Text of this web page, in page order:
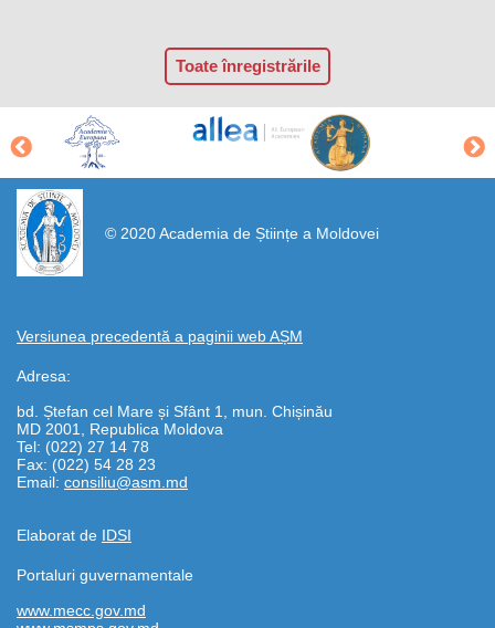
Toate înregistrările
© 2020 Academia de Științe a Moldovei
Versiunea precedentă a paginii web AȘM
Adresa:
bd. Ștefan cel Mare și Sfânt 1, mun. Chișinău
MD 2001, Republica Moldova
Tel: (022) 27 14 78
Fax: (022) 54 28 23
Email: consiliu@asm.md
Elaborat de IDSI
https://propletenie.ru/
Portaluri guvernamentale
www.mecc.gov.md